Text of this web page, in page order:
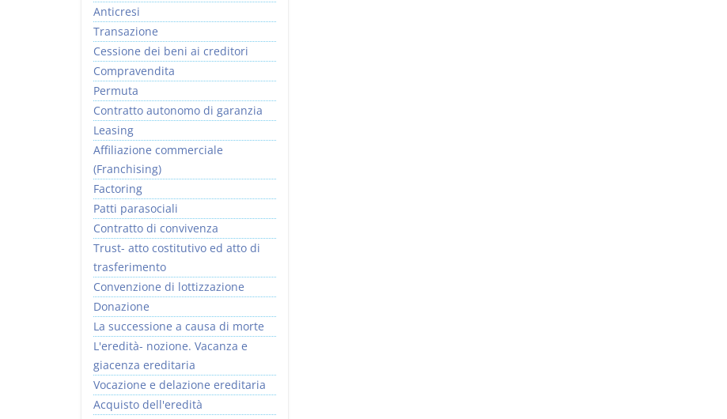
Anticresi
Transazione
Cessione dei beni ai creditori
Compravendita
Permuta
Contratto autonomo di garanzia
Leasing
Affiliazione commerciale
(Franchising)
Factoring
Patti parasociali
Contratto di convivenza
Trust- atto costitutivo ed atto di
trasferimento
Convenzione di lottizzazione
Donazione
La successione a causa di morte
L'eredità- nozione. Vacanza e
giacenza ereditaria
Vocazione e delazione ereditaria
Acquisto dell'eredità